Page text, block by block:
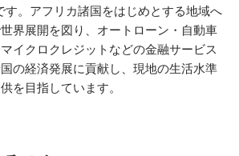
す。アフリカ諸国をはじめとする地域へ
界展開を図り、オートローン・自動車
イクロクレジットなどの金融サービス
の経済発展に貢献し、現地の生活水準
を目指しています。